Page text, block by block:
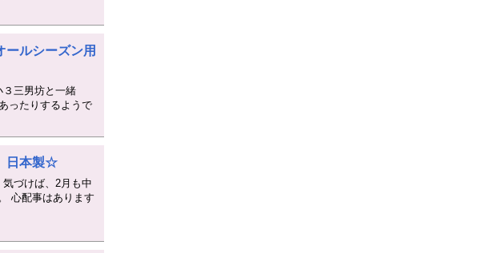
ールシーズン用
三男坊と一緒
ったりするようで
日本製☆
づけば、2月も中
心配事はあります